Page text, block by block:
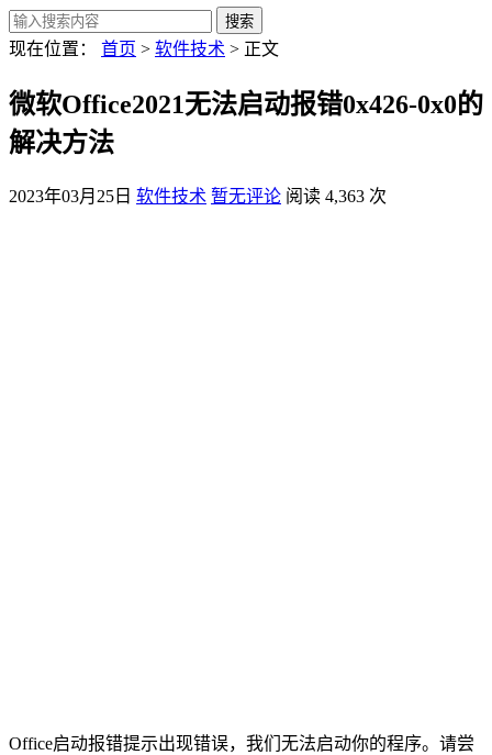
现在位置： 首页 > 软件技术 > 正文
微软Office2021无法启动报错0x426-0x0的
解决方法
2023年03月25日 软件技术 暂无评论 阅读 4,363 次
Office启动报错提示出现错误，我们无法启动你的程序。请尝